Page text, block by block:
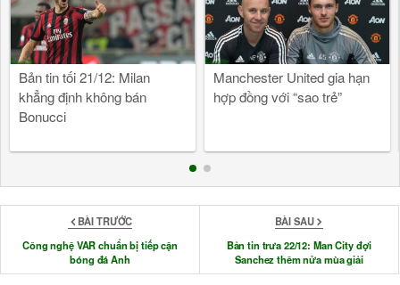
Bản tin tối 21/12: Milan
khẳng định không bán
Bonucci
Manchester United gia hạn
hợp đồng với “sao trẻ”
BÀI TRƯỚC
Công nghệ VAR chuẩn bị tiếp cận
bóng đá Anh
BÀI SAU
Bản tin trưa 22/12: Man City đợi
Sanchez thêm nửa mùa giải